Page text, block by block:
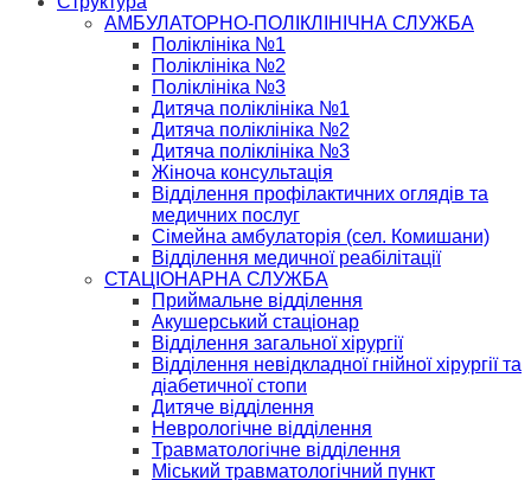
АМБУЛАТОРНО-ПОЛІКЛІНІЧНА СЛУЖБА
Поліклініка №1
Поліклініка №2
Поліклініка №3
Дитяча поліклініка №1
Дитяча поліклініка №2
Дитяча поліклініка №3
Жіноча консультація
Відділення профілактичних оглядів та
медичних послуг
Сімейна амбулаторія (сел. Комишани)
Відділення медичної реабілітації
СТАЦІОНАРНА СЛУЖБА
Приймальне відділення
Акушерський стаціонар
Відділення загальної хірургії
Відділення невідкладної гнійної хірургії та
діабетичної стопи
Дитяче відділення
Неврологічне відділення
Травматологічне відділення
Міський травматологічний пункт